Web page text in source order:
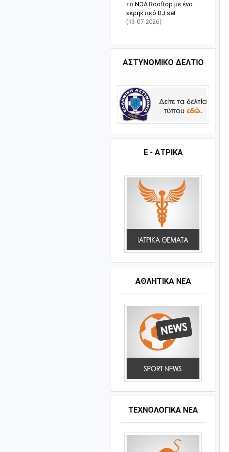
το NOA Rooftop με ένα
εκρηκτικό DJ set
(13-07-2026)
ΑΣΤΥΝΟΜΙΚΟ ΔΕΛΤΙΟ
Ε - ΑΤΡΙΚΑ
ΑΘΛΗΤΙΚΆ ΝΈΑ
ΤΕΧΝΟΛΟΓΙΚΑ ΝΕΑ